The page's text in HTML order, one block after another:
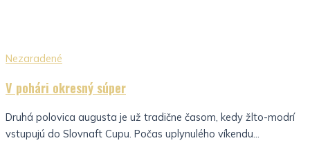
Nezaradené
V pohári okresný súper
Druhá polovica augusta je už tradične časom, kedy žlto-modrí
vstupujú do Slovnaft Cupu. Počas uplynulého víkendu...